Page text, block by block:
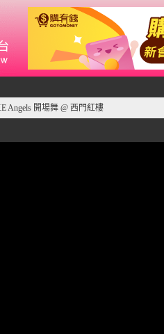
Angels 開場舞 @ 西門紅樓